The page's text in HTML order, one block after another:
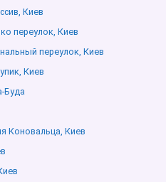
Киев
переулок, Киев
переулок, Киев
Киев
Буда
Коновальца, Киев